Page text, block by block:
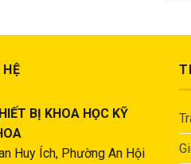
BỊ KHOA HỌC KỸ
Huy Ích, Phường An Hội